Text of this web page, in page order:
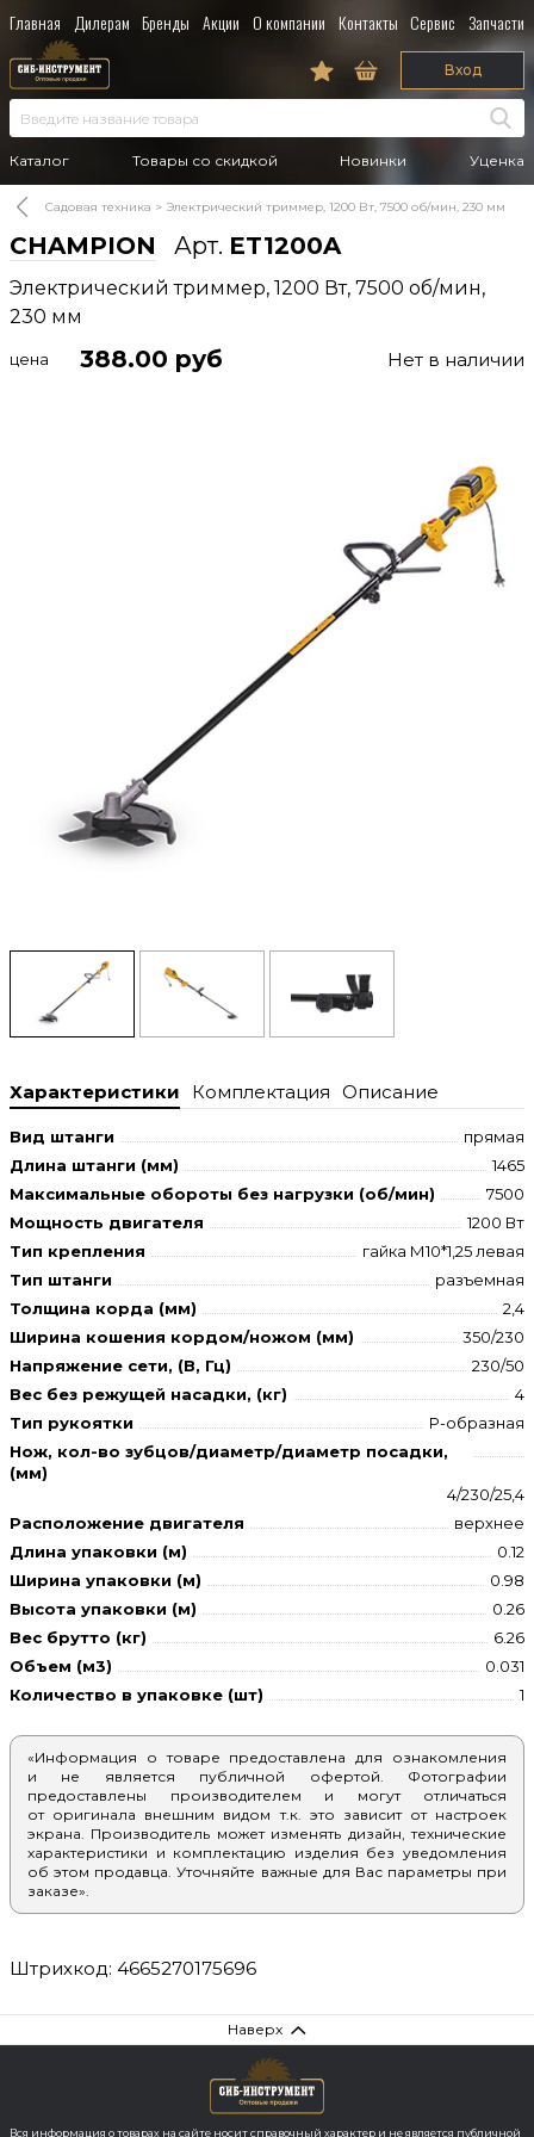
Главная Дилерам Бренды Акции О компании Контакты Сервис Запчасти
Каталог Товары со скидкой Новинки Уценка
Вход
Садовая техника Электрический триммер, 1200 Вт, 7500 об/мин, 230 мм
Штрихкод: 4665270175696
CHAMPION Арт. ET1200A
Электрический триммер, 1200 Вт, 7500 об/мин,
230 мм
цена 388.00 руб Нет в наличии
Характеристики Комплектация Описание
Вид штанги
прямая
Длина штанги (мм)
1465
Максимальные обороты без нагрузки (об/мин)
7500
Мощность двигателя
1200 Вт
Тип крепления
гайка М10*1,25 левая
Тип штанги
разъемная
Толщина корда (мм)
2,4
Ширина кошения кордом/ножом (мм)
350/230
Напряжение сети, (В, Гц)
230/50
Вес без режущей насадки, (кг)
4
Тип рукоятки
Р-образная
Нож, кол-во зубцов/диаметр/диаметр посадки,
(мм)
4/230/25,4
Расположение двигателя
верхнее
Длина упаковки (м)
0.12
Ширина упаковки (м)
0.98
Высота упаковки (м)
0.26
Вес брутто (кг)
6.26
Объем (м3)
0.031
Количество в упаковке (шт)
1
«Информация о товаре предоставлена для ознакомления
и не является публичной офертой. Фотографии
предоставлены производителем и могут отличаться
от оригинала внешним видом т.к. это зависит от настроек
экрана. Производитель может изменять дизайн, технические
характеристики и комплектацию изделия без уведомления
об этом продавца. Уточняйте важные для Вас параметры при
заказе».
Наверх
Вся информация о товарах на сайте носит справочный характер и не является публичной